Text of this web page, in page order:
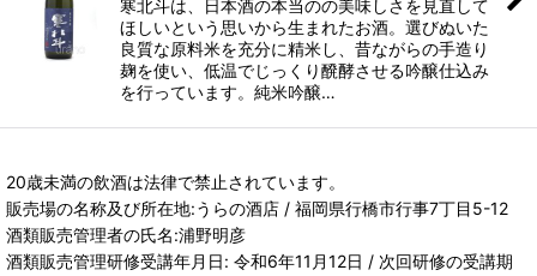
寒北斗は、日本酒の本当のの美味しさを見直して
ほしいという思いから生まれたお酒。選びぬいた
良質な原料米を充分に精米し、昔ながらの手造り
麹を使い、低温でじっくり醗酵させる吟醸仕込み
を行っています。純米吟醸…
20歳未満の飲酒は法律で禁止されています。
販売場の名称及び所在地:うらの酒店 / 福岡県行橋市行事7丁目5-12
酒類販売管理者の氏名:浦野明彦
酒類販売管理研修受講年月日: 令和6年11月12日 / 次回研修の受講期